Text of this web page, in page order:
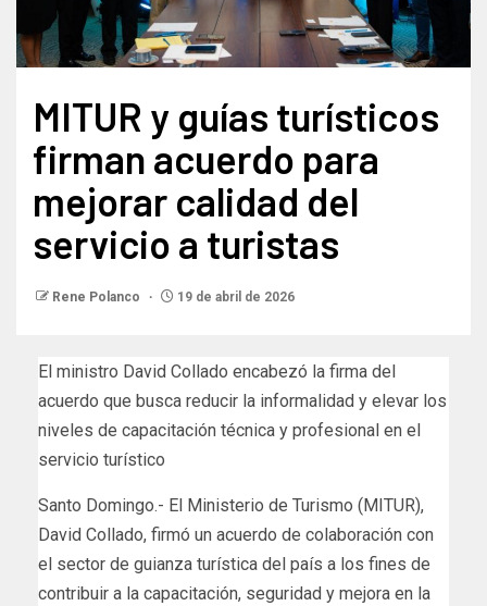
MITUR y guías turísticos
firman acuerdo para
mejorar calidad del
servicio a turistas
Rene Polanco 19 de abril de 2026
El ministro David Collado encabezó la firma del
acuerdo que busca reducir la informalidad y elevar los
niveles de capacitación técnica y profesional en el
servicio turístico
Santo Domingo.- El Ministerio de Turismo (MITUR),
David Collado, firmó un acuerdo de colaboración con
el sector de guianza turística del país a los fines de
contribuir a la capacitación, seguridad y mejora en la